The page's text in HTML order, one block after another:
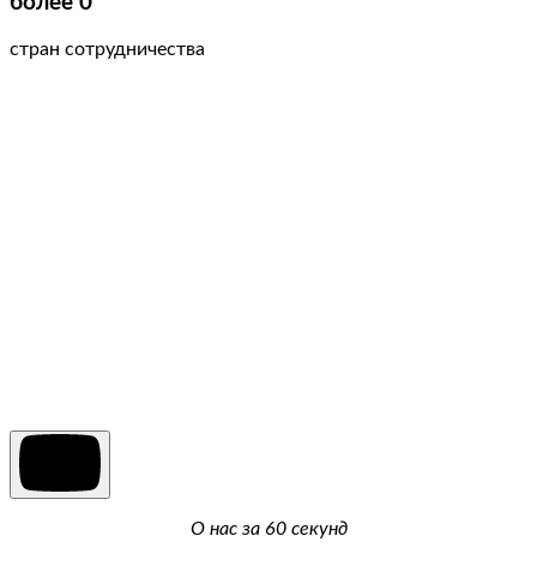
стран сотрудничества
О нас за 60 секунд